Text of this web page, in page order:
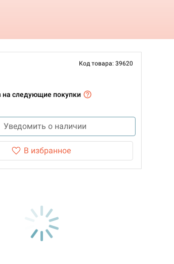
Код товара: 39620
на следующие покупки
Уведомить о наличии
В избранное